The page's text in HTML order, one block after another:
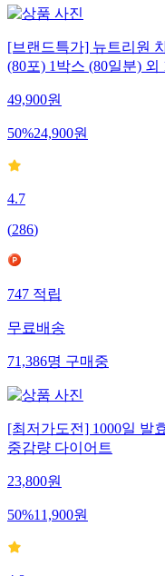
[브랜드특가] 뉴트리원
(80포) 1박스 (80일분) 외
49,900원
50%24,900원
4.7
(286)
747 적립
무료배송
71,386명 구매중
[최저가도전] 1000일 발
중감량 다이어트
23,800원
50%11,900원